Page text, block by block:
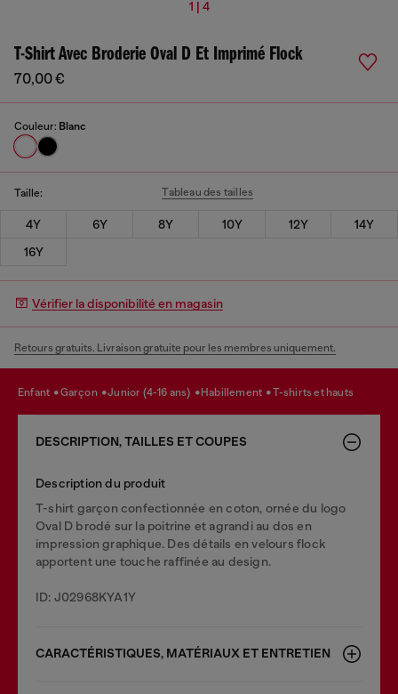
1 | 4
T-Shirt Avec Broderie Oval D Et Imprimé Flock
70,00 €
Couleur: Blanc
Taille: Tableau des tailles
4Y 6Y 8Y 10Y 12Y
14Y
16Y
Vérifier la disponibilité en magasin
Retours gratuits. Livraison gratuite pour les membres uniquement.
enfant garçon junior (4-16 ans) habillement t-shirts et hauts
DESCRIPTION, TAILLES ET COUPES
Description du produit
T-shirt garçon confectionnée en coton, ornée du logo
Oval D brodé sur la poitrine et agrandi au dos en
impression graphique. Des détails en velours flock
apportent une touche raffinée au design.
ID: J02968KYA1Y
CARACTÉRISTIQUES, MATÉRIAUX ET ENTRETIEN